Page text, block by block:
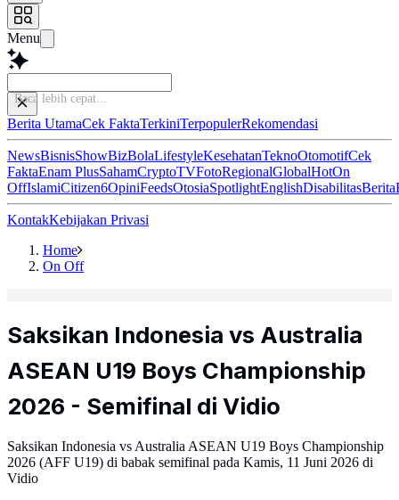
Menu
Baca lebih
Berita UtamaCek FaktaTerkiniTerpopulerRekomendasi
NewsBisnisShowBizBolaLifestyleKesehatanTeknoOtomotifCek
FaktaEnam PlusSahamCryptoTVFotoRegionalGlobalHotOn
OffIslamiCitizen6OpiniFeedsOtosiaSpotlightEnglishDisabilitasBerita
KontakKebijakan Privasi
Home
On Off
Saksikan Indonesia vs Australia
ASEAN U19 Boys Championship
2026 - Semifinal di Vidio
Saksikan Indonesia vs Australia ASEAN U19 Boys Championship
2026 (AFF U19) di babak semifinal pada Kamis, 11 Juni 2026 di
Vidio